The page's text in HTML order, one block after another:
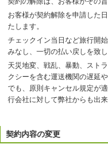
お客様が契約解除を申請した
たします。
チェックイン当日など旅行開
みなし、一切の払い戻しを致し
天災地変、戦乱、暴動、スト
クシーを含む運送機関の遅延
でも、原則キャンセル規定が
行会社に対して弊社からも出
契約内容の変更